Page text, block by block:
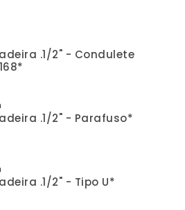
.1/2" - Condulete
.1/2" - Parafuso*
.1/2" - Tipo U*